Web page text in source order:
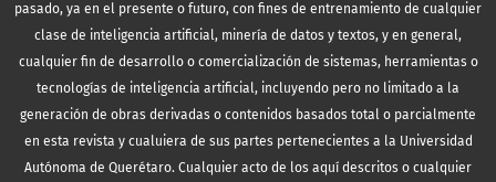
pasado, ya en el presente o futuro, con fines de entrenamiento de cualquier
clase de inteligencia artificial, minería de datos y textos, y en general,
cualquier fin de desarrollo o comercialización de sistemas, herramientas o
tecnologías de inteligencia artificial, incluyendo pero no limitado a la
generación de obras derivadas o contenidos basados total o parcialmente
en esta revista y cualuiera de sus partes pertenecientes a la Universidad
Autónoma de Querétaro. Cualquier acto de los aquí descritos o cualquier